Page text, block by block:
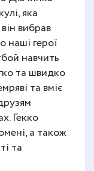
яка
вибрав
наші герої
навчить
та швидко
та вміє
Гекко
а також
та